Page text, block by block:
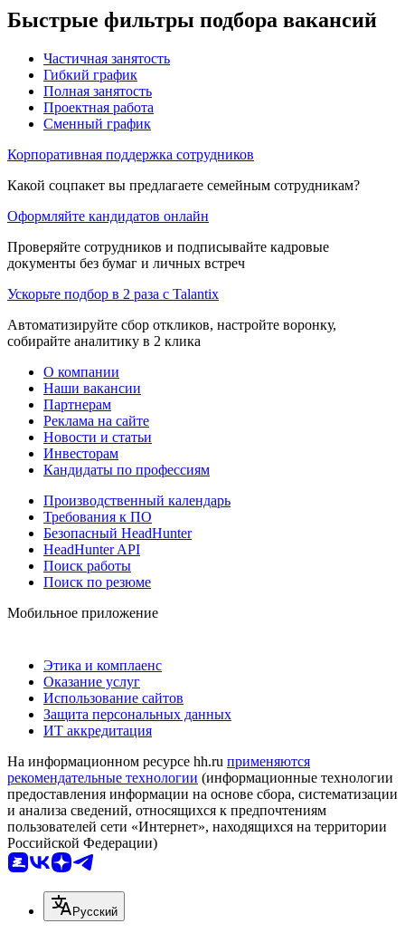
Быстрые фильтры подбора вакансий
Частичная занятость
Гибкий график
Полная занятость
Проектная работа
Сменный график
Корпоративная поддержка сотрудников
Какой соцпакет вы предлагаете семейным сотрудникам?
Оформляйте кандидатов онлайн
Проверяйте сотрудников и подписывайте кадровые
документы без бумаг и личных встреч
Ускорьте подбор в 2 раза с Talantix
Автоматизируйте сбор откликов, настройте воронку,
собирайте аналитику в 2 клика
О компании
Наши вакансии
Партнерам
Реклама на сайте
Новости и статьи
Инвесторам
Кандидаты по профессиям
Производственный календарь
Требования к ПО
Безопасный HeadHunter
HeadHunter API
Поиск работы
Поиск по резюме
Мобильное приложение
Этика и комплаенс
Оказание услуг
Использование сайтов
Защита персональных данных
ИТ аккредитация
На информационном ресурсе hh.ru применяются
рекомендательные технологии (информационные технологии
предоставления информации на основе сбора, систематизации
и анализа сведений, относящихся к предпочтениям
пользователей сети «Интернет», находящихся на территории
Российской Федерации)
Русский